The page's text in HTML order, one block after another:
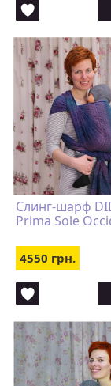
Слинг-шарф
Prima Sole
4550 грн.